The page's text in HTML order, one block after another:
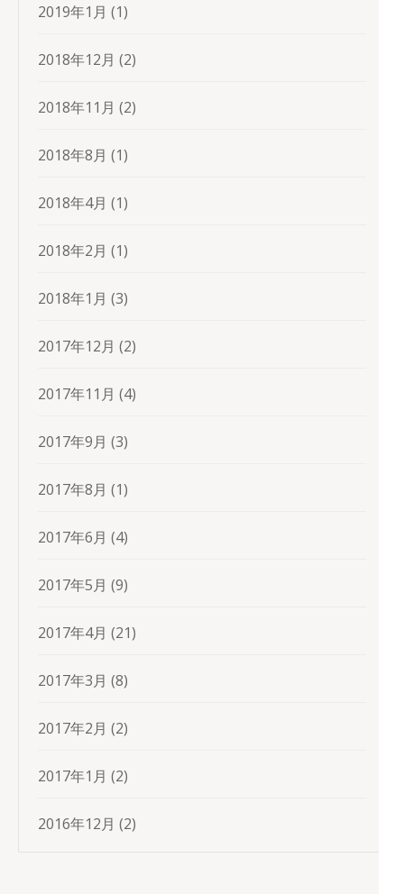
2019年1月 (1)
2018年12月 (2)
2018年11月 (2)
2018年8月 (1)
2018年4月 (1)
2018年2月 (1)
2018年1月 (3)
2017年12月 (2)
2017年11月 (4)
2017年9月 (3)
2017年8月 (1)
2017年6月 (4)
2017年5月 (9)
2017年4月 (21)
2017年3月 (8)
2017年2月 (2)
2017年1月 (2)
2016年12月 (2)